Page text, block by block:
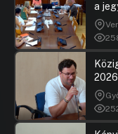
24. Együttműködési
haszonkölcsön
Országos Szociális
Központtal
25. Döntés az
program keretében
megvalósításáról
a